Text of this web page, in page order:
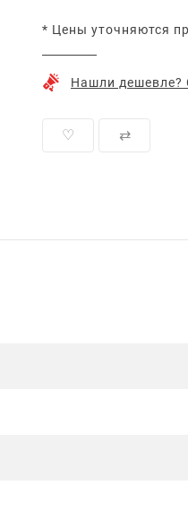
* Цены уточняются
Нашли дешевле?
♡ ⇄